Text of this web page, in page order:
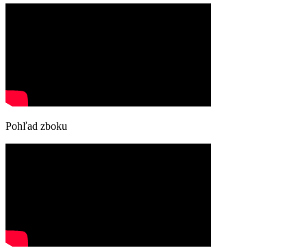
Pohľad zboku